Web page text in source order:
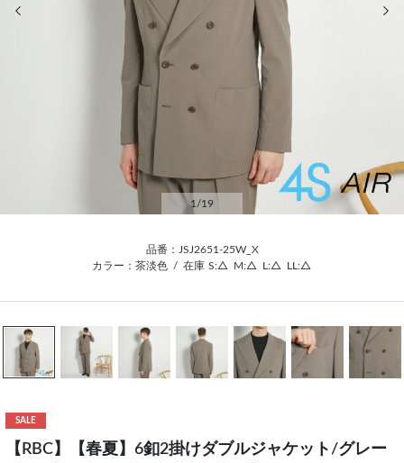
1 /19
品番：JSJ2651-25W_X
カラー：茶淡色
/ 在庫 S:△ M:△ L:△ LL:△
SALE
【RBC】【春夏】6釦2掛けダブルジャケット/グレー